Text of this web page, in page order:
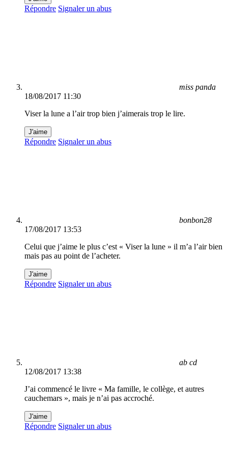
Répondre Signaler un abus
miss panda
18/08/2017 11:30
Viser la lune a l’air trop bien j’aimerais trop le lire.
J'aime
Répondre Signaler un abus
bonbon28
17/08/2017 13:53
Celui que j’aime le plus c’est « Viser la lune » il m’a l’air bien
mais pas au point de l’acheter.
J'aime
Répondre Signaler un abus
ab cd
12/08/2017 13:38
J’ai commencé le livre « Ma famille, le collège, et autres
cauchemars », mais je n’ai pas accroché.
J'aime
Répondre Signaler un abus